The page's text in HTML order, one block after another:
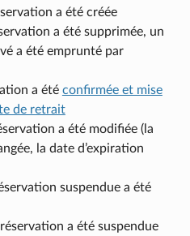
a été créée
a été supprimée, un
a été emprunté par
a été confirmée et mise
de retrait
a été modifiée (la
la date d’expiration
suspendue a été
a été suspendue